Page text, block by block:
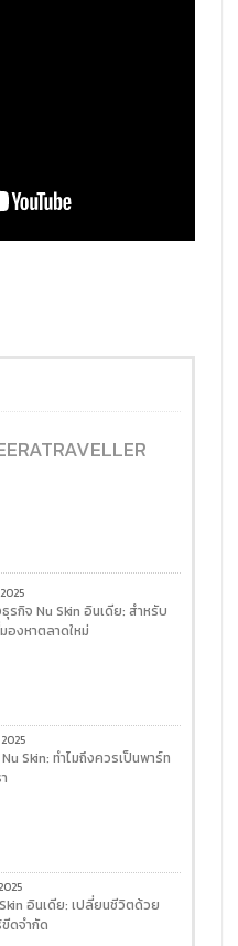
รกิจ Nu Skin อินเดีย: สำหรับ
องหาตลาดใหม่
Skin: ทำไมถึงควรเป็นพาร์ท
อินเดีย: เปลี่ยนชีวิตด้วย
ดจำกัด